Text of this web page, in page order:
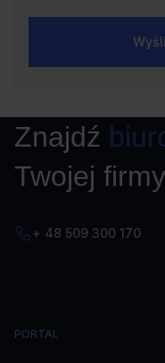
Znajdź
Twojej
+ 48 509 300 170
PORTAL